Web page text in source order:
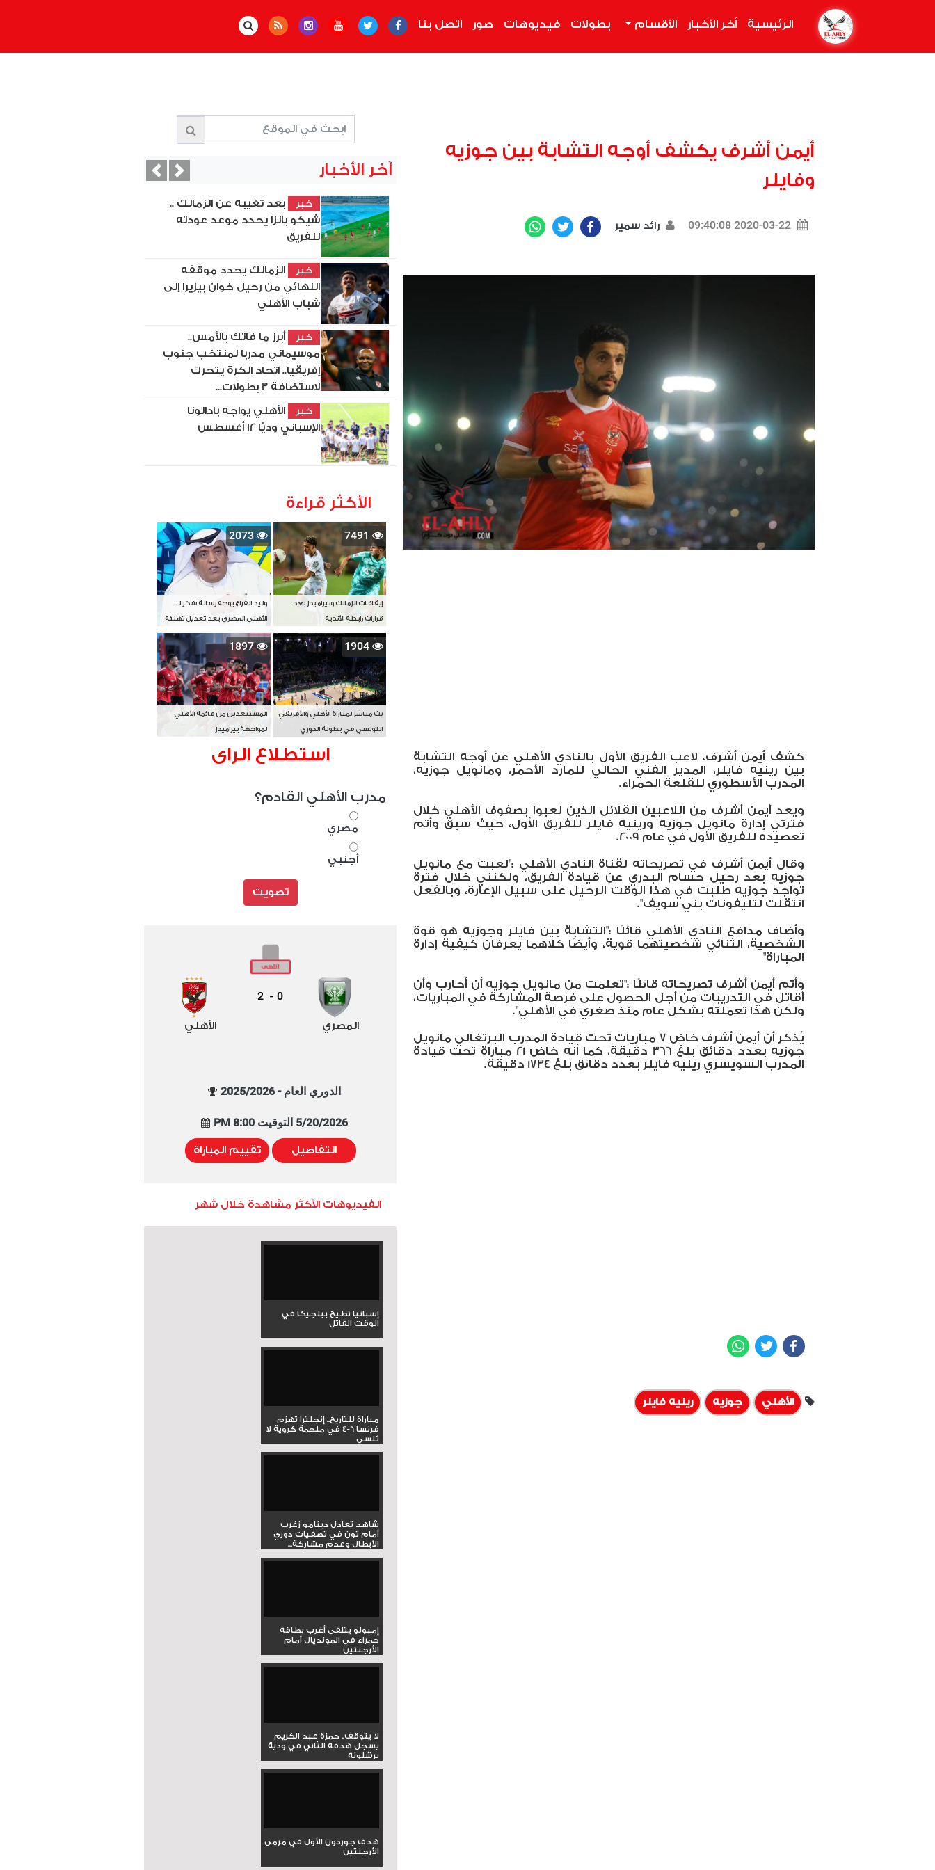
الرئيسية أخر الأخبار الأقسام بطولات فيديوهات صور اتصل بنا
أيمن أشرف يكشف أوجه التشابة بين جوزيه
وفايلر
2020-03-22 09:40:08 رائد سمير Facebook
Twitter
كشف أيمن أشرف، لاعب الفريق الأول بالنادي الأهلي عن أوجه التشابة
بين رينيه فايلر، المدير الفني الحالي للمارد الأحمر، ومانويل جوزيه،
المدرب الأسطوري للقلعة الحمراء.
ويعد أيمن أشرف من اللاعبين القلائل الذين لعبوا بصفوف الأهلي خلال
فترتي إدارة مانويل جوزيه ورينيه فايلر للفريق الأول، حيث سبق وأتم
تعصيده للفريق الأول في عام 2009.
وقال أيمن أشرف في تصريحاته لقناة النادي الأهلي :"لعبت مع مانويل
جوزيه بعد رحيل حسام البدري عن قيادة الفريق، ولكنني خلال فترة
تواجد جوزيه طلبت في هذا الوقت الرحيل على سبيل الإعارة، وبالفعل
انتقلت لتليفونات بني سويف".
وأضاف مدافع النادي الأهلي قائلًا :"التشابة بين فايلر وجوزيه هو قوة
الشخصية، الثنائي شخصيتهما قوية، وأيضًا كلاهما يعرفان كيفية إدارة
المباراة"
وأتم أيمن أشرف تصريحاته قائلًا :"تعلمت من مانويل جوزيه أن أحارب وأن
أقاتل في التدريبات من أجل الحصول على فرصة المشاركة في المباريات،
ولكن هذا تعملته بشكل عام منذ صغري في الأهلي".
يُذكر أن أيمن أشرف خاض 7 مباريات تحت قيادة المدرب البرتغالي مانويل
جوزيه بعدد دقائق بلغ 366 دقيقة، كما أنه خاض 21 مباراة تحت قيادة
المدرب السويسري رينيه فايلر بعدد دقائق بلغ 1734 دقيقة.
Facebook
Twitter
الأهلي جوزيه رينيه فايلر
آخر الأخبار
خبر
بعد تغيبه عن الزمالك ..
شيكو بانزا يحدد موعد عودته
للفريق
خبر
الزمالك يحدد موقفه
النهائي من رحيل خوان بيزيرا إلى
شباب الأهلي
خبر
أبرز ما فاتك بالأمس..
موسيماني مدربا لمنتخب جنوب
إفريقيا.. اتحاد الكرة يتحرك
لاستضافة 3 بطولات...
خبر
الأهلي يواجه بادالونا
الإسباني وديًّا 12 أغسطس
PreviousNext
الأكثر قراءة
7491
إيقافات الزمالك وبيراميدز بعد
قرارات رابطة الأندية
2073
وليد الفراج يوجه رسالة شكر لـ
الأهلي المصري بعد تعديل تهنئة
بطل آسيا
1904
بث مباشر لمباراة الأهلي والأفريقي
التونسي في بطولة الدوري
1897
المستبعدين من قائمة الأهلي
لمواجهة بيراميدز
استطلاع الراى
مدرب الأهلي القادم؟
مصري
أجنبي
تصويت
المصري
0
-
2
الأهلي
الدوري العام - 2025/2026
5/20/2026 التوقيت 8:00 PM
التفاصيل تقييم المباراة
الفيديوهات الأكثر مشاهدة خلال شهر
إسبانيا تطيح ببلجيكا في
الوقت القاتل
مباراة للتاريخ.. إنجلترا تهزم
فرنسا 6-4 في ملحمة كروية لا
تُنسى
شاهد تعادل دينامو زغرب
أمام ثون في تصفيات دوري
الأبطال وعدم مشاركة...
إمبولو يتلقى أغرب بطاقة
حمراء في المونديال أمام
الأرجنتين
لا يتوقف.. حمزة عبد الكريم
يسجل هدفه الثاني في ودية
برشلونة
هدف جوردون الأول في مرمى
الأرجنتين